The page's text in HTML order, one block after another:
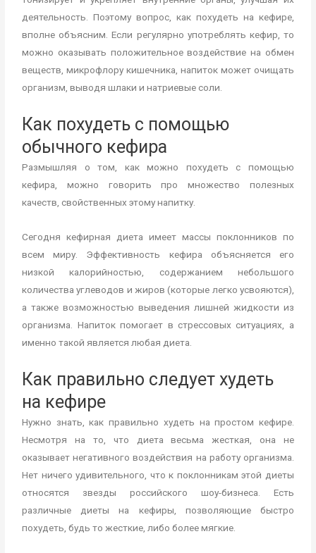
деятельность. Поэтому вопрос, как похудеть на кефире,
вполне объясним. Если регулярно употреблять кефир, то
можно оказывать положительное воздействие на обмен
веществ, микрофлору кишечника, напиток может очищать
организм, выводя шлаки и натриевые соли.
Как похудеть с помощью
обычного кефира
Размышляя о том, как можно похудеть с помощью
кефира, можно говорить про множество полезных
качеств, свойственных этому напитку.
Сегодня кефирная диета имеет массы поклонников по
всем миру. Эффективность кефира объясняется его
низкой калорийностью, содержанием небольшого
количества углеводов и жиров (которые легко усвояются),
а также возможностью выведения лишней жидкости из
организма. Напиток помогает в стрессовых ситуациях, а
именно такой является любая диета.
Как правильно следует худеть
на кефире
Нужно знать, как правильно худеть на простом кефире.
Несмотря на то, что диета весьма жесткая, она не
оказывает негативного воздействия на работу организма.
Нет ничего удивительного, что к поклонникам этой диеты
относятся звезды российского шоу-бизнеса. Есть
различные диеты на кефиры, позволяющие быстро
похудеть, будь то жесткие, либо более мягкие.